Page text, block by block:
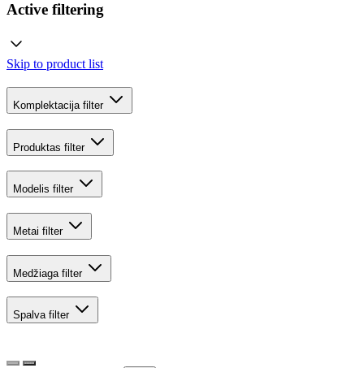
Active filtering
Skip to product list
Komplektacija filter
Produktas filter
Modelis filter
Metai filter
Medžiaga filter
Spalva filter